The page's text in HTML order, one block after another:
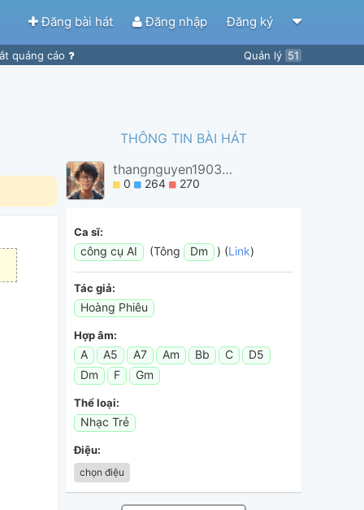
Đăng bài hát Đăng nhập Đăng ký
quảng cáo Quản lý 51
THÔNG TIN BÀI HÁT
thangnguyen19032011
0 264 270
Ca sĩ:
công cụ AI (Tông Dm ) (Link)
Tác giả:
Hoàng Phiêu
Hợp âm:
A A5 A7 Am Bb C
D5
Dm
F Gm
Thể loại:
Nhạc Trẻ
Điệu:
chọn điệu